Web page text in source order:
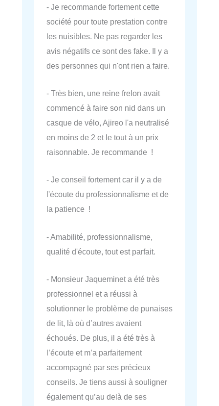
- Je recommande fortement cette
société pour toute prestation contre
les nuisibles. Ne pas regarder les
avis négatifs ce sont des fake. Il y a
des personnes qui n'ont rien a faire.
- Très bien, une reine frelon avait
commencé à faire son nid dans un
casque de vélo, Ajireo l'a neutralisé
en moins de 2 et le tout à un prix
raisonnable. Je recommande !
- Je conseil fortement car il y a de
l'écoute du professionnalisme et de
la patience !
- Amabilité, professionnalisme,
qualité d'écoute, tout est parfait.
- Monsieur Jaqueminet a été très
professionnel et a réussi à
solutionner le problème de punaises
de lit, là où d’autres avaient
échoués. De plus, il a été très à
l’écoute et m’a parfaitement
accompagné par ses précieux
conseils. Je tiens aussi à souligner
également qu’au delà de ses